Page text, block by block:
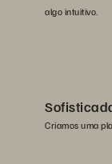
algo intuitivo.
Criamos uma